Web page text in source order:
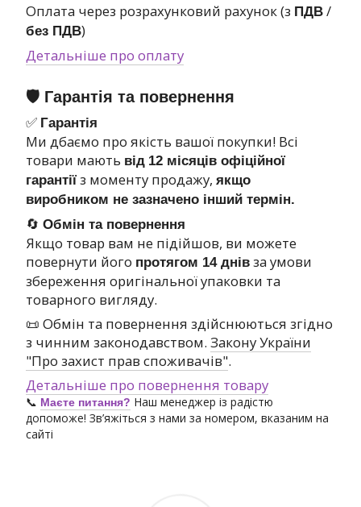
Оплата через розрахунковий рахунок (з ПДВ /
без ПДВ)
Детальніше про оплату
🛡 Гарантія та повернення
✅ Гарантія
Ми дбаємо про якість вашої покупки! Всі
товари мають від 12 місяців офіційної
гарантії з моменту продажу, якщо
виробником не зазначено інший термін.
🔄 Обмін та повернення
Якщо товар вам не підійшов, ви можете
повернути його протягом 14 днів за умови
збереження оригінальної упаковки та
товарного вигляду.
📜 Обмін та повернення здійснюються згідно
з чинним законодавством. Закону України
"Про захист прав споживачів".
Детальніше про повернення товару
📞 Маєте питання? Наш менеджер із радістю
допоможе! Зв’яжіться з нами за номером, вказаним на
сайті